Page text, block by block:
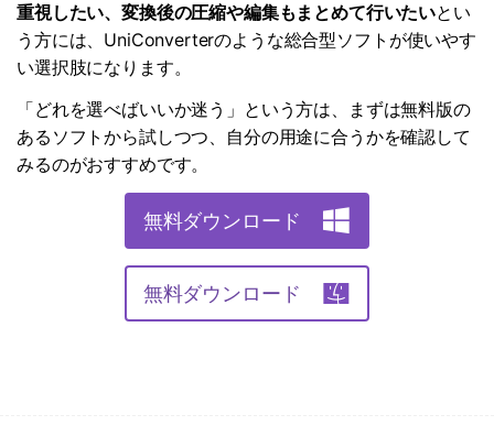
重視したい、変換後の圧縮や編集もまとめて行いたいとい
う方には、UniConverterのような総合型ソフトが使いやす
い選択肢になります。
「どれを選べばいいか迷う」という方は、まずは無料版の
あるソフトから試しつつ、自分の用途に合うかを確認して
みるのがおすすめです。
無料ダウンロード
無料ダウンロード